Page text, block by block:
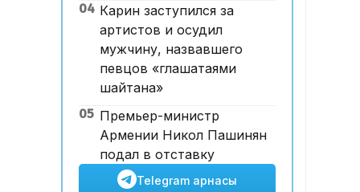
рет көкке көтерілді
04 Карин заступился за
артистов и осудил
мужчину, назвавшего
певцов «глашатаями
шайтана»
05 Премьер-министр
Армении Никол Пашинян
подал в отставку
Telegram арнасы